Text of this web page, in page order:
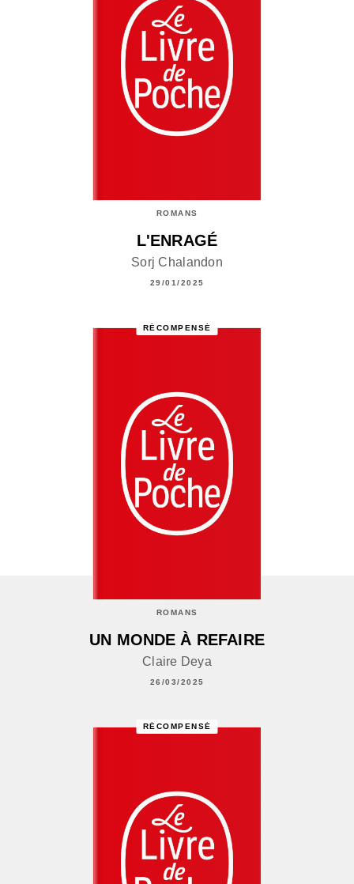
ROMANS
L'ENRAGÉ
Sorj Chalandon
29/01/2025
RÉCOMPENSÉ
ROMANS
UN MONDE À REFAIRE
Claire Deya
26/03/2025
RÉCOMPENSÉ